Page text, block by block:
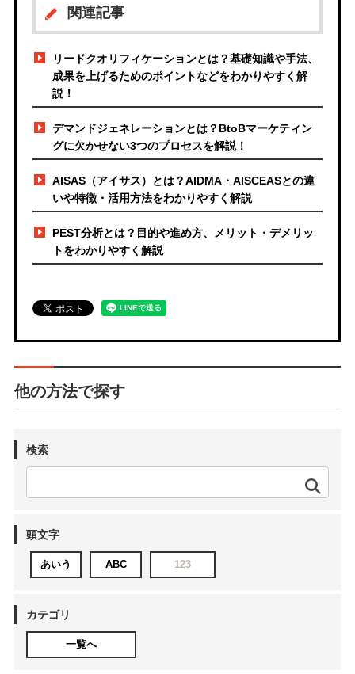
関連記事
リードクオリフィケーションとは？基礎知識や手法、
成果を上げるためのポイントなどをわかりやすく解
説！
デマンドジェネレーションとは？BtoBマーケティン
グに欠かせない3つのプロセスを解説！
AISAS（アイサス）とは？AIDMA・AISCEASとの違
いや特徴・活用方法をわかりやすく解説
PEST分析とは？目的や進め方、メリット・デメリッ
トをわかりやすく解説
他の方法で探す
検索
頭文字
あいう ABC 123
カテゴリ
一覧へ